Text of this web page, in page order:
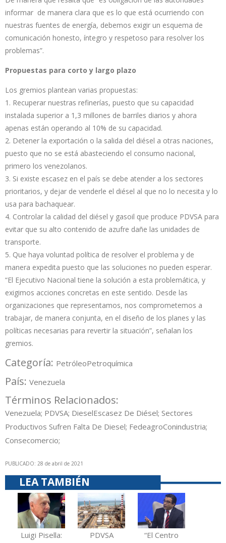
informar de manera clara que es lo que está ocurriendo con
nuestras fuentes de energía, debemos exigir un esquema de
comunicación honesto, íntegro y respetoso para resolver los
problemas”.
Propuestas para corto y largo plazo
Los gremios plantean varias propuestas:
1. Recuperar nuestras refinerías, puesto que su capacidad
instalada superior a 1,3 millones de barriles diarios y ahora
apenas están operando al 10% de su capacidad.
2. Detener la exportación o la salida del diésel a otras naciones,
puesto que no se está abasteciendo el consumo nacional,
primero los venezolanos.
3. Si existe escasez en el país se debe atender a los sectores
prioritarios, y dejar de venderle el diésel al que no lo necesita y lo
usa para bachaquear.
4. Controlar la calidad del diésel y gasoil que produce PDVSA para
evitar que su alto contenido de azufre dañe las unidades de
transporte.
5. Que haya voluntad política de resolver el problema y de
manera expedita puesto que las soluciones no pueden esperar.
“El Ejecutivo Nacional tiene la solución a esta problemática, y
exigimos acciones concretas en este sentido. Desde las
organizaciones que representamos, nos comprometemos a
trabajar, de manera conjunta, en el diseño de los planes y las
políticas necesarias para revertir la situación”, señalan los
gremios.
Categoría: PetróleoPetroquímica
País: Venezuela
Términos Relacionados:
Venezuela; PDVSA; DieselEscasez De Diésel; Sectores
Productivos Sufren Falta De Diesel; FedeagroConindustria;
Consecomercio;
PUBLICADO: 28 de abril de 2021
LEA TAMBIÉN
Luigi Pisella:
PDVSA
“El Centro